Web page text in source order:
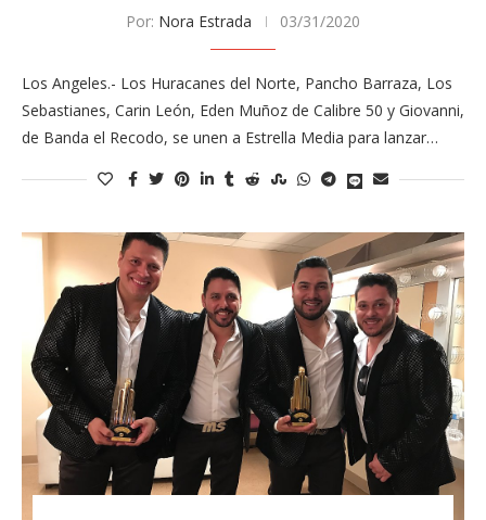
Por: Nora Estrada 03/31/2020
Los Angeles.- Los Huracanes del Norte, Pancho Barraza, Los
Sebastianes, Carin León, Eden Muñoz de Calibre 50 y Giovanni,
de Banda el Recodo, se unen a Estrella Media para lanzar…